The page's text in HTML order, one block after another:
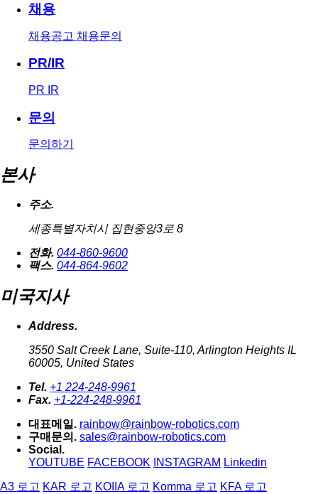
채용
채용공고 채용문의
PR/IR
PR IR
문의
문의하기
본사
주소.
세종특별자치시 집현중앙3로 8
전화. 044-860-9600
팩스. 044-864-9602
미국지사
Address.
3550 Salt Creek Lane, Suite-110, Arlington Heights IL
60005, United States
Tel. +1 224-248-9961
Fax. +1-224-248-9961
대표메일. rainbow@rainbow-robotics.com
구매문의. sales@rainbow-robotics.com
Social.
YOUTUBE FACEBOOK INSTAGRAM Linkedin
A3 로고 KAR 로고 KOIIA 로고 Komma 로고 KFA 로고